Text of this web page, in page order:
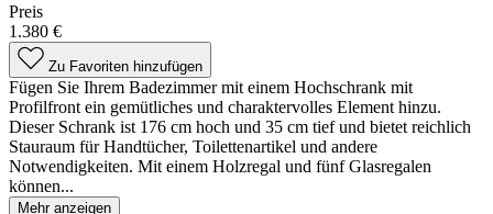
Preis
1.380 €
Zu Favoriten hinzufügen
Fügen Sie Ihrem Badezimmer mit einem Hochschrank mit
Profilfront ein gemütliches und charaktervolles Element hinzu.
Dieser Schrank ist 176 cm hoch und 35 cm tief und bietet reichlich
Stauraum für Handtücher, Toilettenartikel und andere
Notwendigkeiten. Mit einem Holzregal und fünf Glasregalen
können...
Mehr anzeigen